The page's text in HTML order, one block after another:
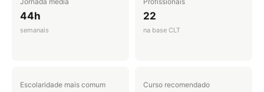
44h
semanais
22
na base CLT
Escolaridade mais comum Curso recomendado